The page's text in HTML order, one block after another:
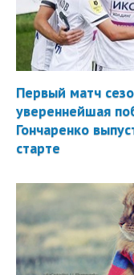
Первый матч
увереннейшая
Гончаренко
старте